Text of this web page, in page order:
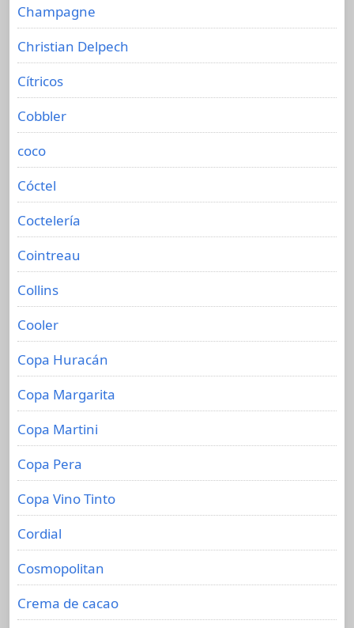
Champagne
Christian Delpech
Cítricos
Cobbler
coco
Cóctel
Coctelería
Cointreau
Collins
Cooler
Copa Huracán
Copa Margarita
Copa Martini
Copa Pera
Copa Vino Tinto
Cordial
Cosmopolitan
Crema de cacao